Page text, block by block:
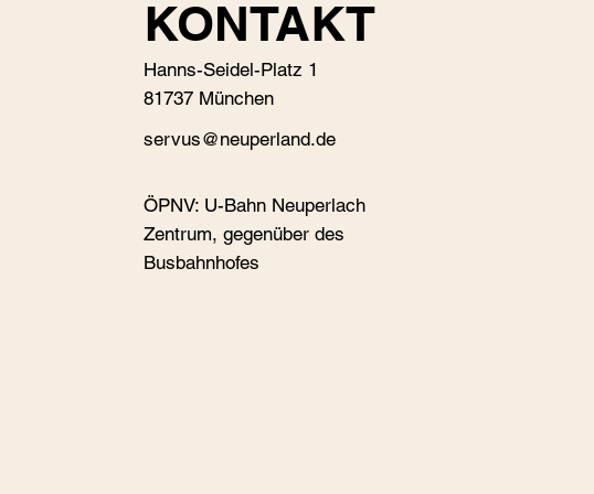
KONTAKT
Hanns-Seidel-Platz 1
81737 München
servus@neuperland.de
ÖPNV: U-Bahn Neuperlach
Zentrum, gegenüber des
Busbahnhofes